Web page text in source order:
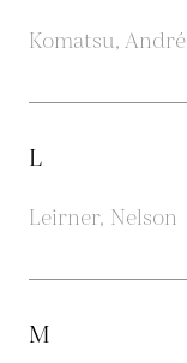
Komatsu, André
L
Leirner, Nelson
M